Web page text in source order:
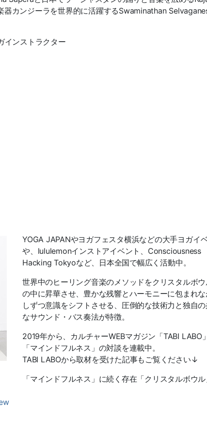
カンジーラを世界的に活躍するSwaminathan
インストラクター
YOGA JAPANやヨガフェスタ横浜などの大手ヨガイ
や、lululemonインストアイベント、Consciousness
Hacking Tokyoなど、日本全国で幅広く活動中。
世界中のヒーリング音楽のメソッドをクリスタルボ
の中に昇華させ、豊かな残響とハーモニーに包まれ
しずつ意識をシフトさせる、圧倒的な技術力と独自
なサウンド・バス奏法が特徴。
2019年から、カルチャーWEBマガジン「TABI LABO
「マインドフルネス」の対談を連載中。
TABI LABOから取材を受けた記事もご覧ください↓
「マインドフルネス」に続く存在「クリスタルボウ